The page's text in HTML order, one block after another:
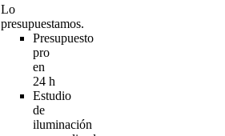
Lo
presupuestamos.
Presupuesto
pro
en
24 h
Estudio
de
iluminación